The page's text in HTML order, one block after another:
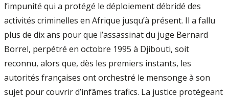
l’impunité qui a protégé le déploiement débridé des
activités criminelles en Afrique jusqu’à présent. Il a fallu
plus de dix ans pour que l’assassinat du juge Bernard
Borrel, perpétré en octobre 1995 à Djibouti, soit
reconnu, alors que, dès les premiers instants, les
autorités françaises ont orchestré le mensonge à son
sujet pour couvrir d’infâmes trafics. La justice protégeant